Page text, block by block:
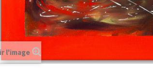
l'image